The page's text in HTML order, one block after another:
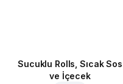
Sucuklu Rolls, Sıcak Sos
ve İçecek